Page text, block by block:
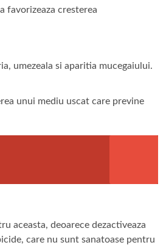
favorizeaza cresterea
umezeala si aparitia mucegaiului.
unui mediu uscat care previne
aceasta, deoarece dezactiveaza
care nu sunt sanatoase pentru